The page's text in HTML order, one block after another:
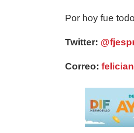
Por hoy fue
Twitter:
Correo: